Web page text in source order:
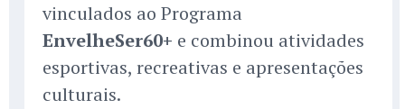
vinculados ao Programa
EnvelheSer60+ e combinou atividades
esportivas, recreativas e apresentações
culturais.